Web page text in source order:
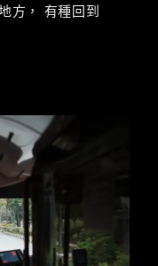
方， 有種回到